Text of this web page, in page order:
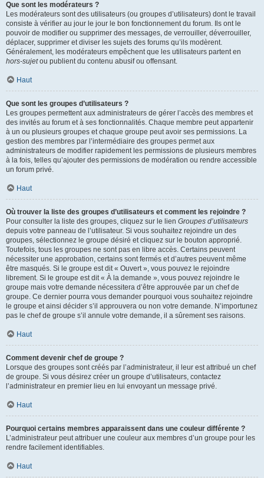
Que sont les modérateurs ?
Les modérateurs sont des utilisateurs (ou groupes d’utilisateurs) dont le travail
consiste à vérifier au jour le jour le bon fonctionnement du forum. Ils ont le
pouvoir de modifier ou supprimer des messages, de verrouiller, déverrouiller,
déplacer, supprimer et diviser les sujets des forums qu’ils modèrent.
Généralement, les modérateurs empêchent que les utilisateurs partent en
hors-sujetou publient du contenu abusif ou offensant.
Haut
Que sont les groupes d’utilisateurs ?
Les groupes permettent aux administrateurs de gérer l’accès des membres et
des invités au forum et à ses fonctionnalités. Chaque membre peut appartenir
à un ou plusieurs groupes et chaque groupe peut avoir ses permissions. La
gestion des membres par l’intermédiaire des groupes permet aux
administrateurs de modifier rapidement les permissions de plusieurs membres
à la fois, telles qu’ajouter des permissions de modération ou rendre accessible
un forum privé.
Haut
Où trouver la liste des groupes d’utilisateurs et comment les rejoindre ?
Pour consulter la liste des groupes, cliquez sur le lien Groupes d’utilisateurs
depuis votre panneau de l’utilisateur. Si vous souhaitez rejoindre un des
groupes, sélectionnez le groupe désiré et cliquez sur le bouton approprié.
Toutefois, tous les groupes ne sont pas en libre accès. Certains peuvent
nécessiter une approbation, certains sont fermés et d’autres peuvent même
être masqués. Si le groupe est dit « Ouvert », vous pouvez le rejoindre
librement. Si le groupe est dit « À la demande », vous pouvez rejoindre le
groupe mais votre demande nécessitera d’être approuvée par un chef de
groupe. Ce dernier pourra vous demander pourquoi vous souhaitez rejoindre
le groupe et ainsi décider s’il approuvera ou non votre demande. N’importunez
pas le chef de groupe s’il annule votre demande, il a sûrement ses raisons.
Haut
Comment devenir chef de groupe ?
Lorsque des groupes sont créés par l’administrateur, il leur est attribué un chef
de groupe. Si vous désirez créer un groupe d’utilisateurs, contactez
l’administrateur en premier lieu en lui envoyant un message privé.
Haut
Pourquoi certains membres apparaissent dans une couleur différente ?
L’administrateur peut attribuer une couleur aux membres d’un groupe pour les
rendre facilement identifiables.
Haut